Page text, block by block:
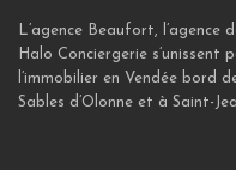
L’agence Beaufort, l’agence
Halo Conciergerie s’unissent
l’immobilier en Vendée bord
Sables d’Olonne et à Saint-